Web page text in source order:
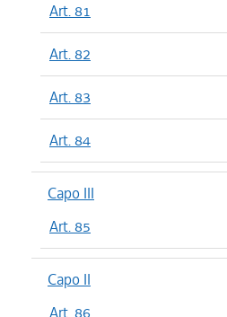
Art. 81
Art. 82
Art. 83
Art. 84
Capo III
Art. 85
Capo II
Art. 86